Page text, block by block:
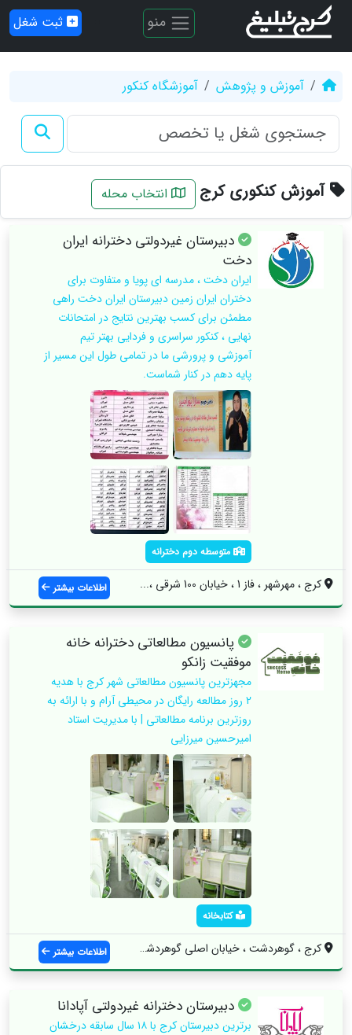
منو ثبت شغل
آموزش و پژوهش آموزشگاه کنکور
آموزش کنکوری کرج انتخاب محله
دبیرستان غیردولتی دخترانه ایران
دخت
ایران دخت ، مدرسه ای پویا و متفاوت برای
دختران ایران زمین دبیرستان ایران دخت راهی
مطمئن برای کسب بهترین نتایج در امتحانات
نهایی ، کنکور سراسری و فردایی بهتر تیم
آموزشی و پرورشی ما در تمامی طول این مسیر از
پایه دهم در کنار شماست.
متوسطه دوم دخترانه
کرج ، مهرشهر ، فاز 1 ، خیابان 100 شرقی ،... اطلاعات بیشتر
پانسیون مطالعاتی دخترانه خانه
موفقیت زانکو
مجهزترین پانسیون مطالعاتی شهر کرج با هدیه
2 روز مطالعه رایگان در محیطی آرام و با ارائه به
روزترین برنامه مطالعاتی | با مدیریت استاد
امیرحسین میرزایی
کتابخانه
کرج ، گوهردشت ، خیابان اصلی گوهردشت ، شش... اطلاعات بیشتر
دبیرستان دخترانه غیردولتی آپادانا
برترین دبیرستان کرج با ۱۸ سال سابقه درخشان